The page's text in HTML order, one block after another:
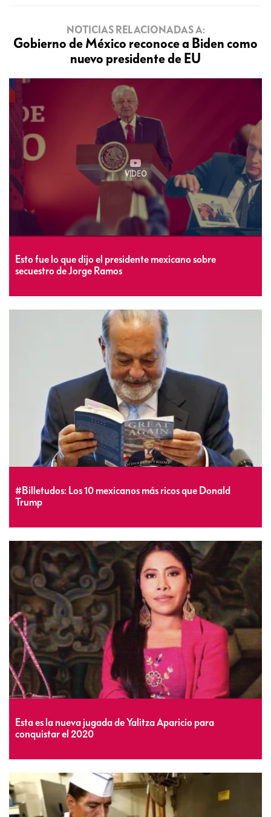
NOTICIAS RELACIONADAS A:
Gobierno de México reconoce a Biden como
nuevo presidente de EU
VIDEO
Esto fue lo que dijo el presidente mexicano sobre
secuestro de Jorge Ramos
#Billetudos: Los 10 mexicanos más ricos que Donald
Trump
Esta es la nueva jugada de Yalitza Aparicio para
conquistar el 2020